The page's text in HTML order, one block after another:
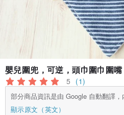
嬰兒圍兜，可逆，頭巾圍巾圍
5 (1)
部分商品資訊是由 Google 自動翻譯，
顯示原文（英文）